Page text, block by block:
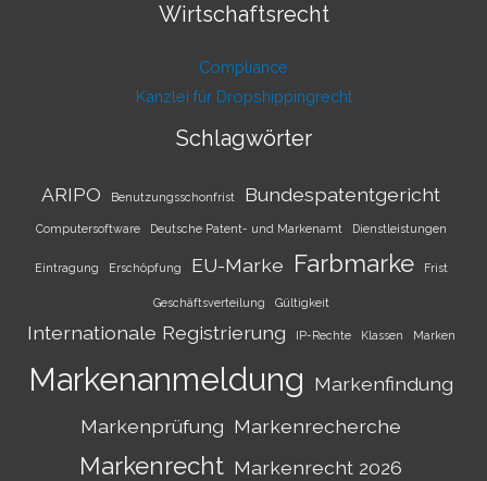
Wirtschaftsrecht
Compliance
Kanzlei für Dropshippingrecht
Schlagwörter
ARIPO Benutzungsschonfrist Bundespatentgericht
Computersoftware Deutsche Patent- und Markenamt Dienstleistungen
Eintragung Erschöpfung EU-Marke Farbmarke Frist
Geschäftsverteilung Gültigkeit
Internationale Registrierung IP-Rechte Klassen Marken
Markenanmeldung Markenfindung
Markenprüfung Markenrecherche
Markenrecht Markenrecht 2026